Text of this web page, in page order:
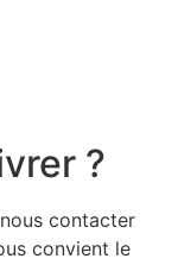
?
contacter
convient le